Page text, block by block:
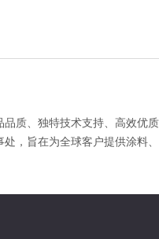
质、独特技术支持、高效优
，旨在为全球客户提供涂料